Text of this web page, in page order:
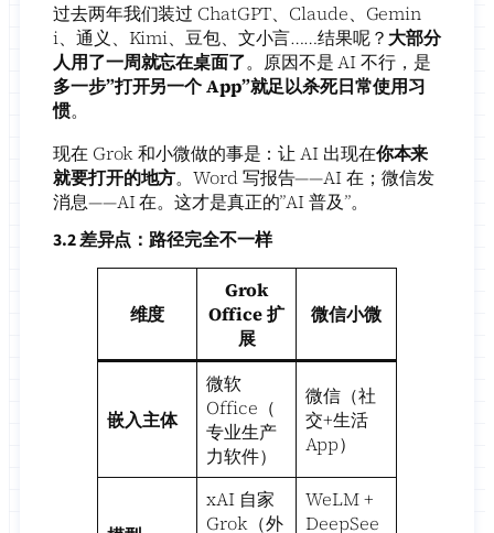
过去两年我们装过 ChatGPT、Claude、Gemin
i、通义、Kimi、豆包、文小言……结果呢？ 大部分
人用了一周就忘在桌面了。原因不是 AI 不行，是
多一步”打开另一个 App”就足以杀死日常使用习
惯。
现在 Grok 和小微做的事是：让 AI 出现在你本来
就要打开的地方。Word 写报告——AI 在；微信发
消息——AI 在。这才是真正的”AI 普及”。
3.2 差异点：路径完全不一样
维度
Grok
Office 扩
展
微信小微
嵌入主体
微软
Office（
专业生产
力软件）
微信（社
交+生活
App）
xAI 自家
Grok（外
WeLM +
DeepSee